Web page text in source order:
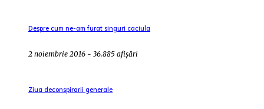
Despre cum ne-am furat singuri caciula
2 noiembrie 2016 - 36.885 afișări
Ziua deconspirarii generale